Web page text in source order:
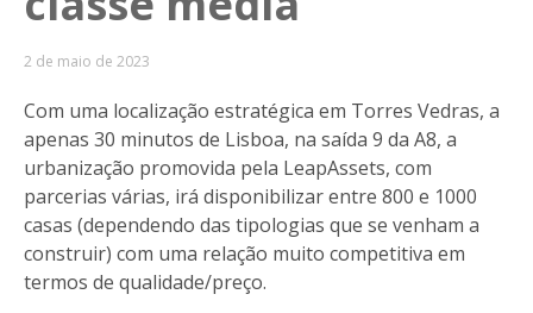
2 de maio de 2023
Com uma localização estratégica em Torres Vedras, a
apenas 30 minutos de Lisboa, na saída 9 da A8, a
urbanização promovida pela LeapAssets, com
parcerias várias, irá disponibilizar entre 800 e 1000
casas (dependendo das tipologias que se venham a
construir) com uma relação muito competitiva em
termos de qualidade/preço.